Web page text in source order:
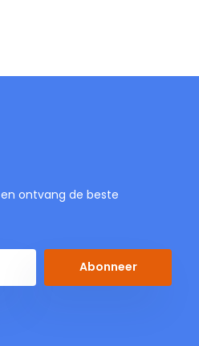
ontvang de beste
Abonneer